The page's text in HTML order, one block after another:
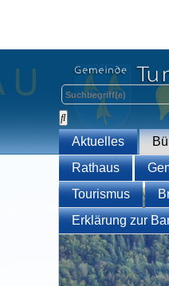
Aktuelles
Rathaus
Tourismus
Erklärung zur